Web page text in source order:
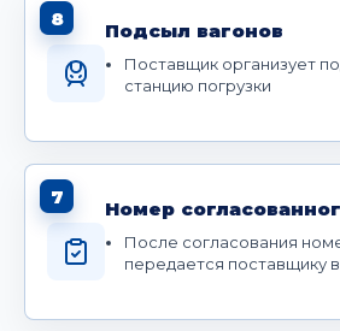
8
Подсыл вагонов
Поставщик организует
станцию погрузки
7
Номер
После согласования
передается поставщику